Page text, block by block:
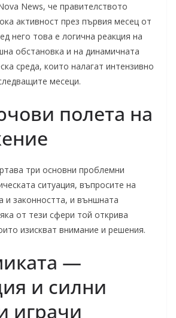
News, че правителството
активност през първия месец от
него това е логична реакция на
обстановка и на динамичната
среда, които налагат интензивно
месеци.
полета на
три основни проблемни
ситуация, въпросите на
и законността, и външната
от тези сфери той открива
изискват внимание и решения.
—
и силни
играчи